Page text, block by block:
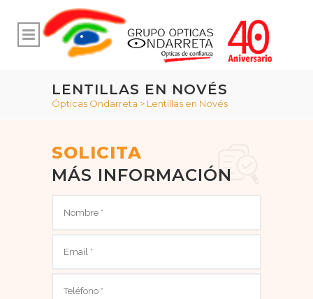
LENTILLAS EN NOVÉS
Ópticas Ondarreta > Lentillas en Novés
SOLICITA
MÁS INFORMACIÓN